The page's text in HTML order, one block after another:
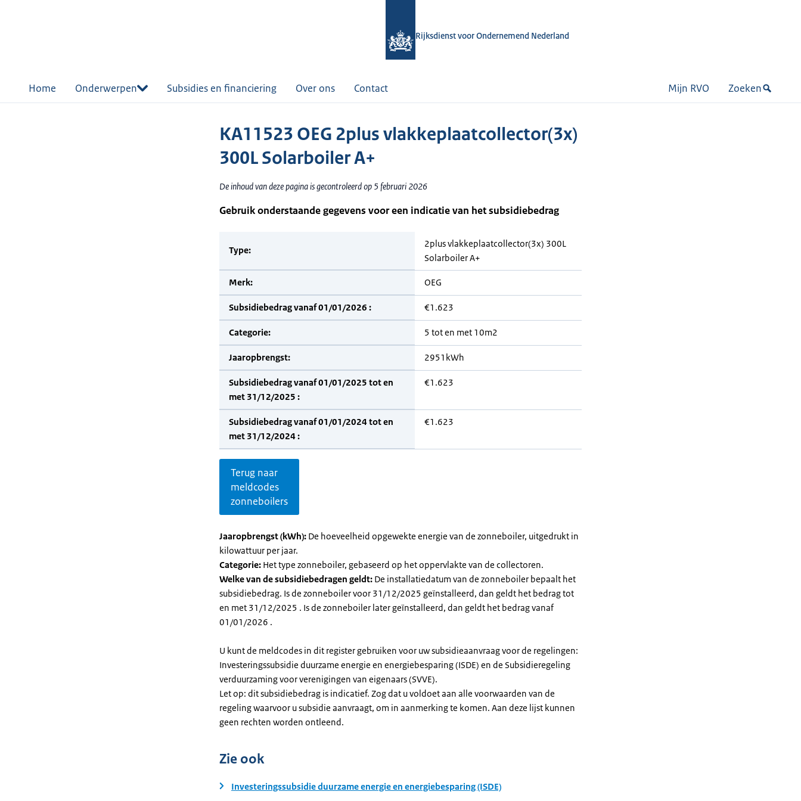
Rijksdienst voor Ondernemend Nederland
Home Onderwerpen Subsidies en financiering Over ons Contact Mijn RVO Zoeken
KA11523 OEG 2plus vlakkeplaatcollector(3x)
300L Solarboiler A+
De inhoud van deze pagina is gecontroleerd op 5 februari 2026
Gebruik onderstaande gegevens voor een indicatie van het subsidiebedrag
Type:
2plus vlakkeplaatcollector(3x) 300L
Solarboiler A+
Merk: OEG
Subsidiebedrag vanaf 01/01/2026 : €1.623
Categorie: 5 tot en met 10m2
Jaaropbrengst: 2951kWh
Subsidiebedrag vanaf 01/01/2025 tot en
met 31/12/2025 :
€1.623
Subsidiebedrag vanaf 01/01/2024 tot en
met 31/12/2024 :
€1.623
Terug naar
meldcodes
zonneboilers
Jaaropbrengst (kWh): De hoeveelheid opgewekte energie van de zonneboiler, uitgedrukt in
kilowattuur per jaar.
Categorie: Het type zonneboiler, gebaseerd op het oppervlakte van de collectoren.
Welke van de subsidiebedragen geldt: De installatiedatum van de zonneboiler bepaalt het
subsidiebedrag. Is de zonneboiler voor 31/12/2025 geïnstalleerd, dan geldt het bedrag tot
en met 31/12/2025 . Is de zonneboiler later geïnstalleerd, dan geldt het bedrag vanaf
01/01/2026 .
U kunt de meldcodes in dit register gebruiken voor uw subsidieaanvraag voor de regelingen:
Investeringssubsidie duurzame energie en energiebesparing (ISDE) en de Subsidieregeling
verduurzaming voor verenigingen van eigenaars (SVVE).
Let op: dit subsidiebedrag is indicatief. Zog dat u voldoet aan alle voorwaarden van de
regeling waarvoor u subsidie aanvraagt, om in aanmerking te komen. Aan deze lijst kunnen
geen rechten worden ontleend.
Zie ook
Investeringssubsidie duurzame energie en energiebesparing (ISDE)